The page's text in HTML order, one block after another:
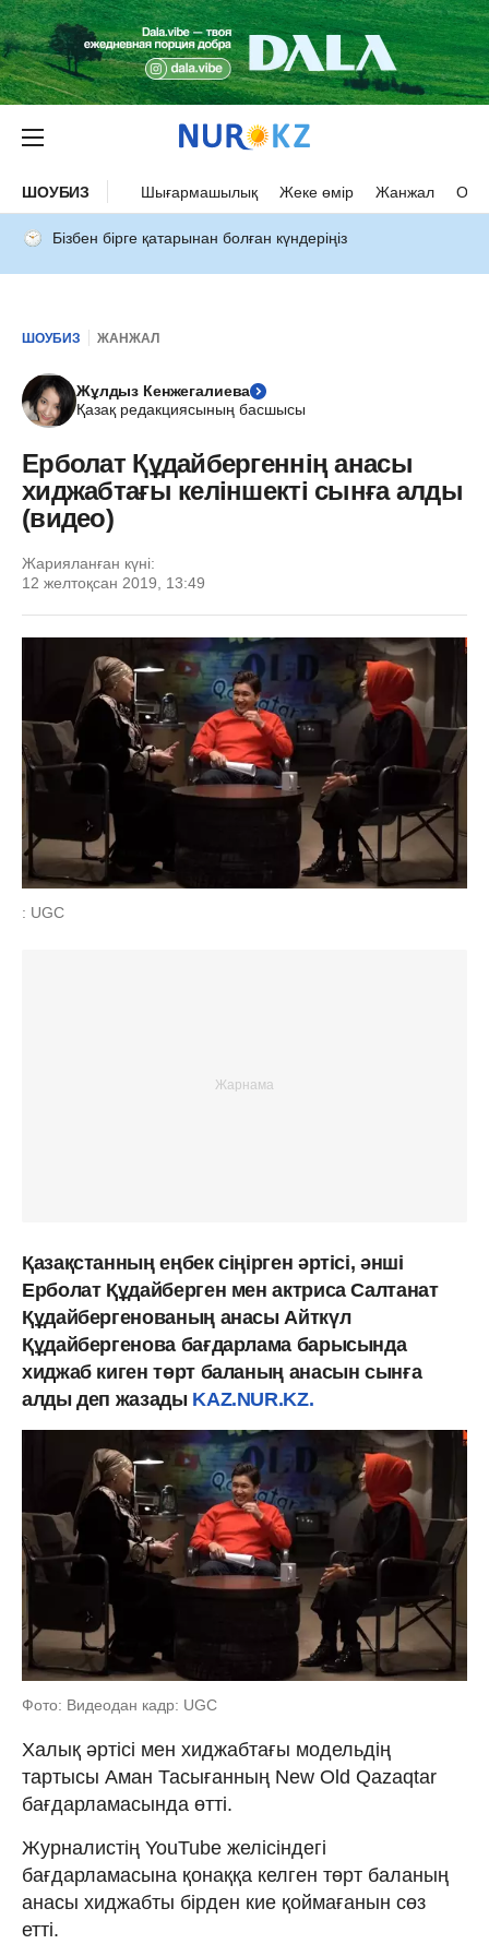
ШОУБИЗ Шығармашылық Жеке өмір Жанжал
Бізбен бірге қатарынан болған күндеріңіз
ШОУБИЗ ЖАНЖАЛ
Жұлдыз Кенжегалиева
Қазақ редакциясының басшысы
Ерболат Құдайбергеннің анасы
хиджабтағы келіншекті сынға алды
(видео)
Жарияланған күні:
12 желтоқсан 2019, 13:49
: UGC
Қазақстанның еңбек сіңірген әртісі, әнші
Ерболат Құдайберген мен актриса Салтанат
Құдайбергенованың анасы Айткүл
Құдайбергенова бағдарлама барысында
хиджаб киген төрт баланың анасын сынға
алды деп жазады KAZ.NUR.KZ.
Фото: Видеодан кадр: UGC
Халық әртісі мен хиджабтағы модельдің
тартысы Аман Тасығанның New Old Qazaqtar
бағдарламасында өтті.
Журналистің YouTube желісіндегі
бағдарламасына қонаққа келген төрт баланың
анасы хиджабты бірден кие қоймағанын сөз
етті.